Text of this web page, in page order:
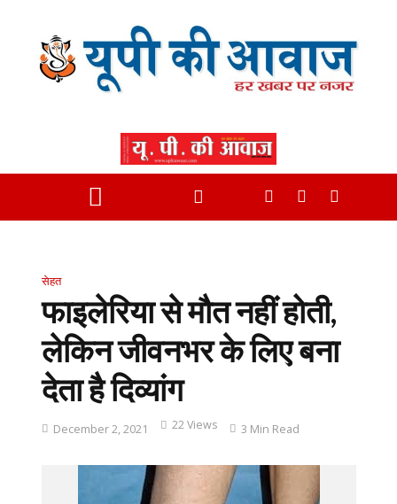
सेहत
फाइलेरिया से मौत नहीं होती,
लेकिन जीवनभर के लिए बना
देता है दिव्यांग
December 2, 2021 22 Views 3 Min Read